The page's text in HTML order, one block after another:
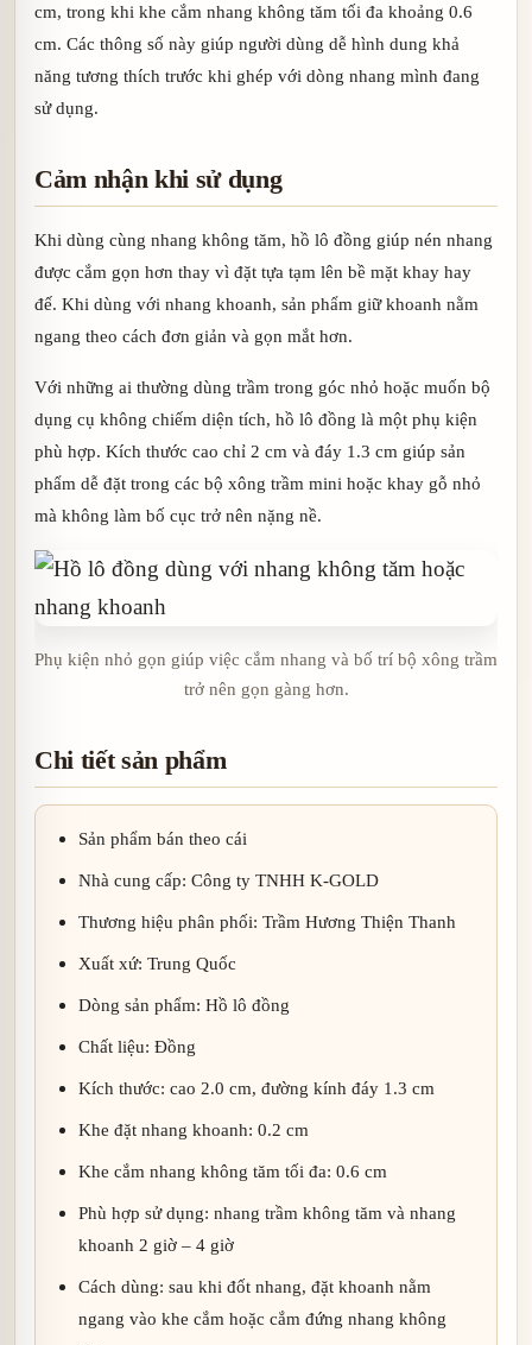
cm, trong khi khe cắm nhang không tăm tối đa khoảng 0.6
cm. Các thông số này giúp người dùng dễ hình dung khả
năng tương thích trước khi ghép với dòng nhang mình đang
sử dụng.
Cảm nhận khi sử dụng
Khi dùng cùng nhang không tăm, hồ lô đồng giúp nén nhang
được cắm gọn hơn thay vì đặt tựa tạm lên bề mặt khay hay
đế. Khi dùng với nhang khoanh, sản phẩm giữ khoanh nằm
ngang theo cách đơn giản và gọn mắt hơn.
Với những ai thường dùng trầm trong góc nhỏ hoặc muốn bộ
dụng cụ không chiếm diện tích, hồ lô đồng là một phụ kiện
phù hợp. Kích thước cao chỉ 2 cm và đáy 1.3 cm giúp sản
phẩm dễ đặt trong các bộ xông trầm mini hoặc khay gỗ nhỏ
mà không làm bố cục trở nên nặng nề.
Phụ kiện nhỏ gọn giúp việc cắm nhang và bố trí bộ xông trầm
trở nên gọn gàng hơn.
Chi tiết sản phẩm
Sản phẩm bán theo cái
Nhà cung cấp: Công ty TNHH K-GOLD
Thương hiệu phân phối: Trầm Hương Thiện Thanh
Xuất xứ: Trung Quốc
Dòng sản phẩm: Hồ lô đồng
Chất liệu: Đồng
Kích thước: cao 2.0 cm, đường kính đáy 1.3 cm
Khe đặt nhang khoanh: 0.2 cm
Khe cắm nhang không tăm tối đa: 0.6 cm
Phù hợp sử dụng: nhang trầm không tăm và nhang
khoanh 2 giờ – 4 giờ
Cách dùng: sau khi đốt nhang, đặt khoanh nằm
ngang vào khe cắm hoặc cắm đứng nhang không